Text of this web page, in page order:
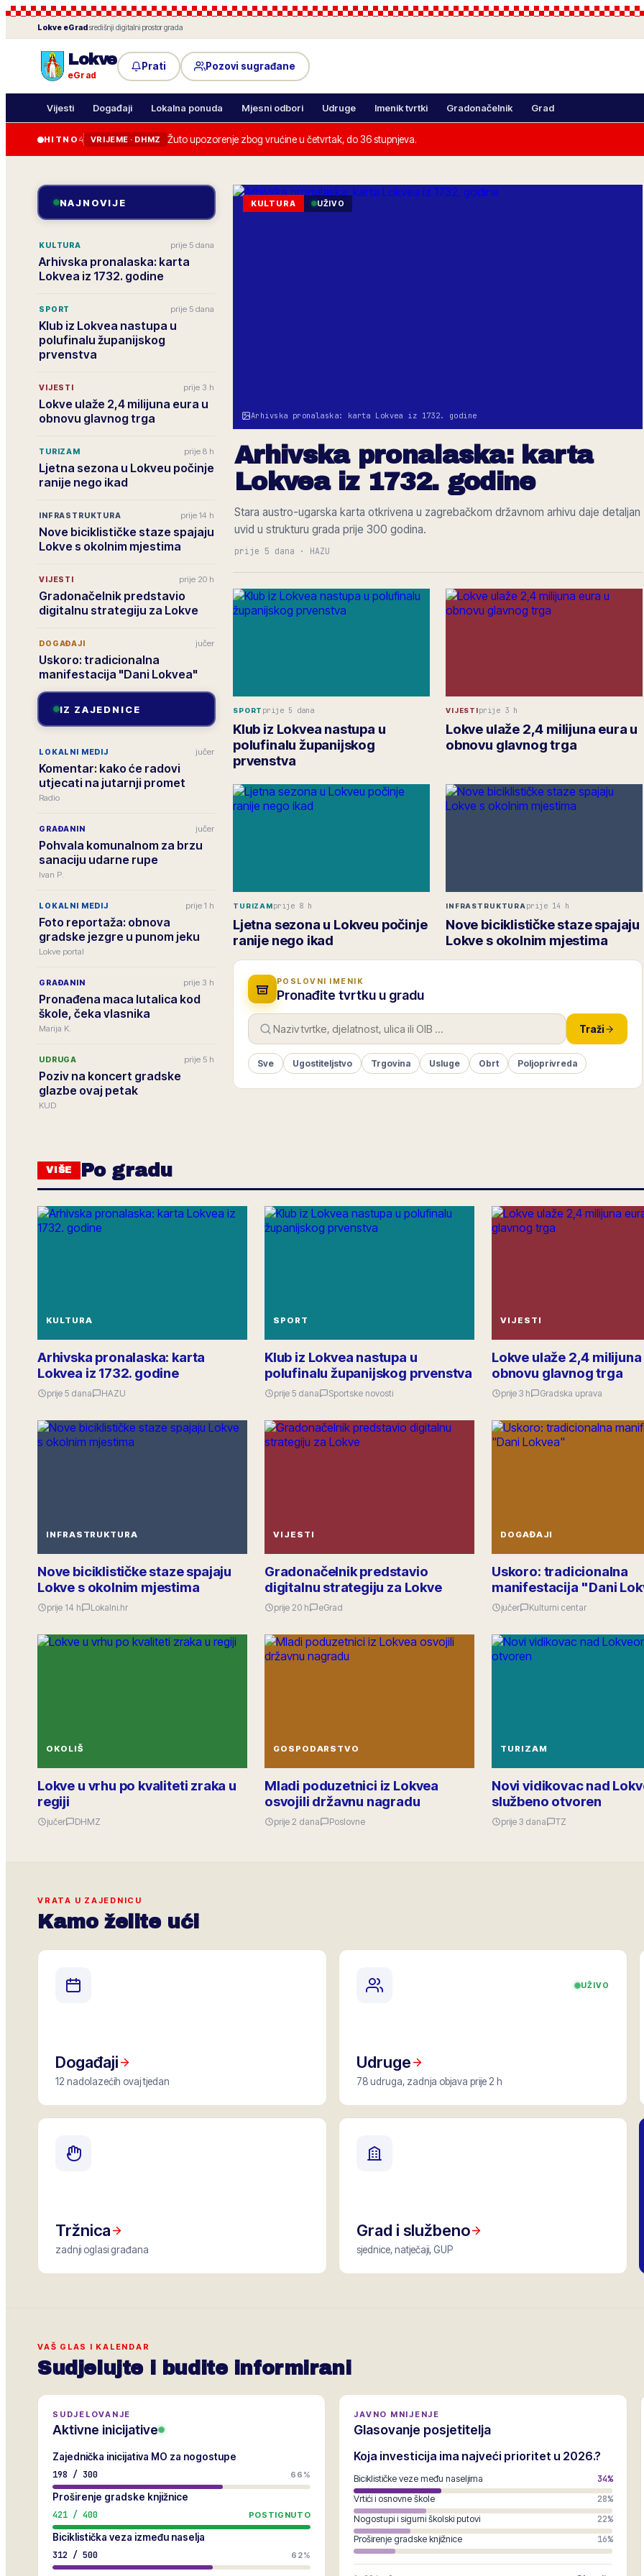
Lokve eGradsredišnji digitalni prostor grada
Lokve
eGrad
Prati Pozovi sugrađane
Vijesti Događaji Lokalna ponuda Mjesni odbori Udruge Imenik tvrtki Gradonačelnik Grad
HITNO 4 VRIJEME · DHMZ Žuto upozorenje zbog vrućine u četvrtak, do 36 stupnjeva.
NAJNOVIJE
KULTURA prije 5 dana
Arhivska pronalaska: karta
Lokvea iz 1732. godine
SPORT prije 5 dana
Klub iz Lokvea nastupa u
polufinalu županijskog
prvenstva
VIJESTI prije 3 h
Lokve ulaže 2,4 milijuna eura u
obnovu glavnog trga
TURIZAM prije 8 h
Ljetna sezona u Lokveu počinje
ranije nego ikad
INFRASTRUKTURA prije 14 h
Nove biciklističke staze spajaju
Lokve s okolnim mjestima
VIJESTI prije 20 h
Gradonačelnik predstavio
digitalnu strategiju za Lokve
DOGAĐAJI jučer
Uskoro: tradicionalna
manifestacija "Dani Lokvea"
IZ ZAJEDNICE
LOKALNI MEDIJ jučer
Komentar: kako će radovi
utjecati na jutarnji promet
Radio
GRAĐANIN jučer
Pohvala komunalnom za brzu
sanaciju udarne rupe
Ivan P.
LOKALNI MEDIJ prije 1 h
Foto reportaža: obnova
gradske jezgre u punom jeku
Lokve portal
GRAĐANIN prije 3 h
Pronađena maca lutalica kod
škole, čeka vlasnika
Marija K.
UDRUGA prije 5 h
Poziv na koncert gradske
glazbe ovaj petak
KUD
Arhivska pronalaska: karta Lokvea iz 1732. godine
KULTURA UŽIVO
Arhivska pronalaska: karta
Lokvea iz 1732. godine
Stara austro-ugarska karta otkrivena u zagrebačkom državnom arhivu daje detaljan
uvid u strukturu grada prije 300 godina.
prije 5 dana · HAZU
SPORT prije 5 dana
Klub iz Lokvea nastupa u
polufinalu županijskog
prvenstva
VIJESTIprije 3 h
Lokve ulaže 2,4 milijuna eura u
obnovu glavnog trga
TURIZAMprije 8 h
Ljetna sezona u Lokveu počinje
ranije nego ikad
INFRASTRUKTURA prije 14 h
Nove biciklističke staze spajaju
Lokve s okolnim mjestima
POSLOVNI IMENIK
Pronađite tvrtku u gradu
Traži
Sve Ugostiteljstvo Trgovina Usluge Obrt Poljoprivreda
VIŠE Po gradu
KULTURA
Arhivska pronalaska: karta
Lokvea iz 1732. godine
prije 5 dana HAZU
SPORT
Klub iz Lokvea nastupa u
polufinalu županijskog prvenstva
prije 5 dana Sportske novosti
VIJESTI
Lokve ulaže 2,4 milijuna
obnovu glavnog trga
prije 3 h Gradska uprava
INFRASTRUKTURA
Nove biciklističke staze spajaju
Lokve s okolnim mjestima
prije 14 h Lokalni.hr
VIJESTI
Gradonačelnik predstavio
digitalnu strategiju za Lokve
prije 20 h eGrad
DOGAĐAJI
Uskoro: tradicionalna
manifestacija "Dani
jučer Kulturni centar
OKOLIŠ
Lokve u vrhu po kvaliteti zraka u
regiji
jučer DHMZ
GOSPODARSTVO
Mladi poduzetnici iz Lokvea
osvojili državnu nagradu
prije 2 dana Poslovne
TURIZAM
Novi vidikovac nad
službeno otvoren
prije 3 dana TZ
VRATA U ZAJEDNICU
Kamo želite ući
Događaji
12 nadolazećih ovaj tjedan
UŽIVO
Udruge
78 udruga, zadnja objava prije 2 h
Tržnica
zadnji oglasi građana
Grad i službeno
sjednice, natječaji, GUP
VAŠ GLAS I KALENDAR
Sudjelujte i budite informirani
SUDJELOVANJE
Aktivne inicijative
Zajednička inicijativa MO za nogostupe
198 / 300 66%
Proširenje gradske knjižnice
421 / 400 POSTIGNUTO
Biciklistička veza između naselja
312 / 500 62%
JAVNO MNIJENJE
Glasovanje posjetitelja
Koja investicija ima najveći prioritet u 2026.?
Biciklističke veze među naseljima 34%
Vrtići i osnovne škole 28%
Nogostupi i sigurni školski putovi 22%
Proširenje gradske knjižnice 16%